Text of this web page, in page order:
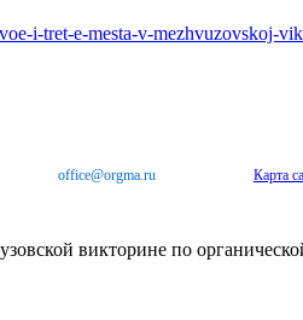
i-tret-e-mesta-v-mezhvuzovskoj-
office@orgma.ru Карта
викторине по